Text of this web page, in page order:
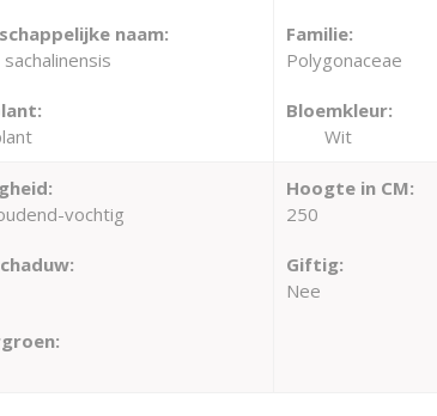
naam:
sachalinensis
Familie:
Polygonaceae
Bloemkleur:
Wit
vochtig
Hoogte in CM:
250
Giftig:
Nee